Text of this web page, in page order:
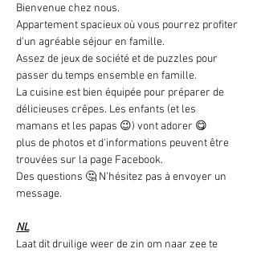
Bienvenue chez nous.
Appartement spacieux où vous pourrez profiter
d'un agréable séjour en famille.
Assez de jeux de société et de puzzles pour
passer du temps ensemble en famille.
La cuisine est bien équipée pour préparer de
délicieuses crêpes. Les enfants (et les
mamans et les papas 😉) vont adorer 😋
plus de photos et d'informations peuvent être
trouvées sur la page Facebook.
Des questions 🤔 N'hésitez pas à envoyer un
message.
NL
Laat dit druilige weer de zin om naar zee te